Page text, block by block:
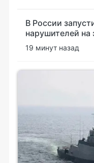
В России
нарушителей на
19 минут назад